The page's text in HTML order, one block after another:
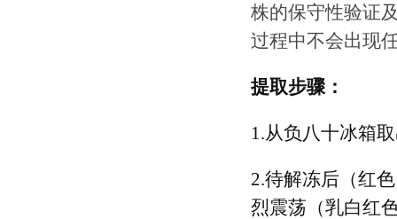
株的保守性验证
过程中不会出现
提取步骤：
1.从负八十冰箱
2.待解冻后（红
烈震荡（乳白红